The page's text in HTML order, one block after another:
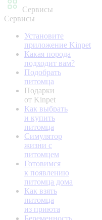
Сервисы
Сервисы
Установите
приложение Kinpet
Какая порода
подходит вам?
Подобрать
питомца
Подарки
от Kinpet
Как выбрать
и купить
питомца
Симулятор
жизни с
питомцем
Готовимся
к появлению
питомца дома
Как взять
питомца
из приюта
Беременность